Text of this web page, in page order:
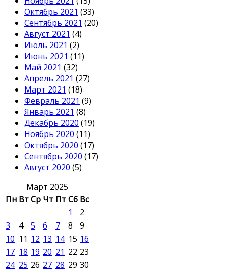
Октябрь 2021 (33)
Сентябрь 2021 (20)
Август 2021 (4)
Июль 2021 (2)
Июнь 2021 (11)
Май 2021 (32)
Апрель 2021 (27)
Март 2021 (18)
Февраль 2021 (9)
Январь 2021 (8)
Декабрь 2020 (19)
Ноябрь 2020 (11)
Октябрь 2020 (17)
Сентябрь 2020 (17)
Август 2020 (5)
Март 2025
Пн ВтСр Чт ПтСб Вс
1
2
3
4 5 6 7 8
9
10 11 12 13 14 15 16
17 18 19 20 21 22 23
24 25 26 27 28 29 30